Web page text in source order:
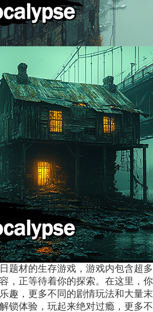
题材的生存游戏，游戏内包含超多
，正等待着你的探索。在这里，你
趣，更多不同的剧情玩法和大量末
锁体验，玩起来绝对过瘾，更多不